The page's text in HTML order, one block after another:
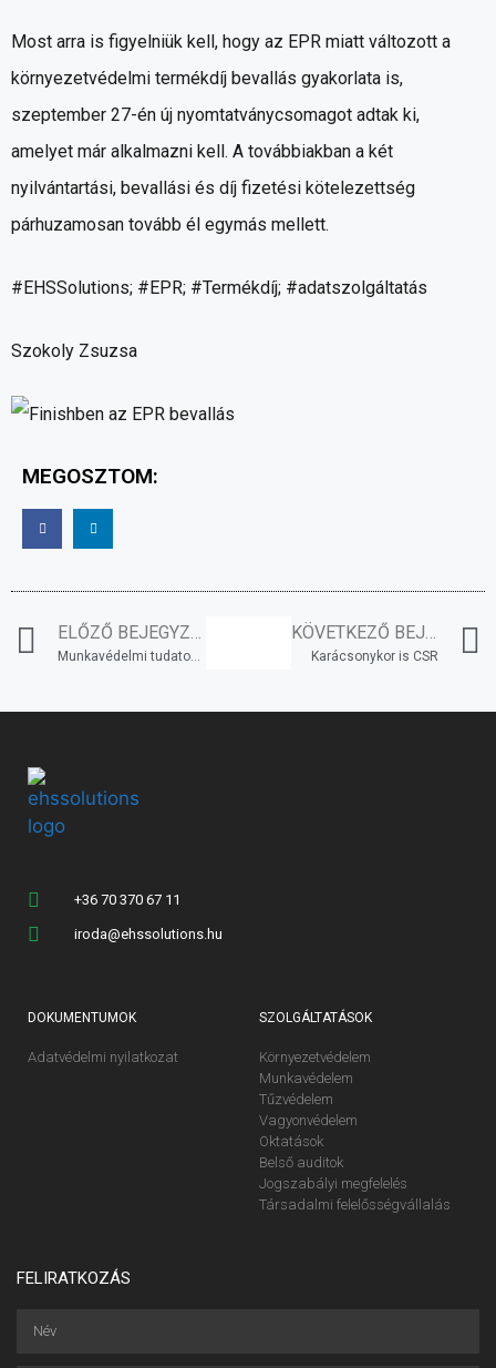
Most arra is figyelniük kell, hogy az EPR miatt változott a
környezetvédelmi termékdíj bevallás gyakorlata is,
szeptember 27-én új nyomtatványcsomagot adtak ki,
amelyet már alkalmazni kell. A továbbiakban a két
nyilvántartási, bevallási és díj fizetési kötelezettség
párhuzamosan tovább él egymás mellett.
#EHSSolutions; #EPR; #Termékdíj; #adatszolgáltatás
Szokoly Zsuzsa
MEGOSZTOM:
ELŐZŐ BEJEGYZÉS
Munkavédelmi tudatosságnövelés
KÖVETKEZŐ BEJEGYZÉS
Karácsonykor is CSR
+36 70 370 67 11
iroda@ehssolutions.hu
DOKUMENTUMOK
Adatvédelmi nyilatkozat
SZOLGÁLTATÁSOK
Környezetvédelem
Munkavédelem
Tűzvédelem
Vagyonvédelem
Oktatások
Belső auditok
Jogszabályi megfelelés
Társadalmi felelősségvállalás
FELIRATKOZÁS